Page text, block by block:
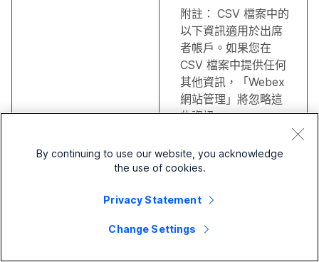
附註： CSV 檔案中的
以下資訊適用於出席
者帳戶。如果您在
CSV 檔案中提供任何
其他資訊，「Webex
網站管理」將忽略這
些資訊。
還是非使用中
By continuing to use our website, you acknowledge
the use of cookies.
Privacy Statement
Change Settings